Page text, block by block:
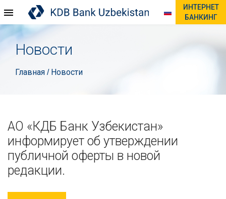
ИНТЕРНЕТ
БАНКИНГ
Новости
Главная / Новости
АО «КДБ Банк Узбекистан»
информирует об утверждении
публичной оферты в новой
редакции.